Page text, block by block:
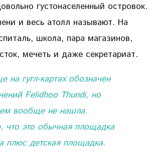
густонаселенный островок.
и весь атолл называют. На
школа, пара магазинов,
мечеть и даже секретариат.
на гугл-картах обозначен
Felidhoo Thundi, но
вообще не нашла.
что это обычная площадка
плюс детская площадка.